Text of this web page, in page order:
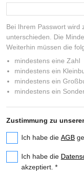
Bei Ihrem Passwort wird
unterschieden. Die
Weiterhin müssen die
mindestens eine Zahl
mindestens ein
mindestens ein
mindestens ein
Zustimmung zu
Ich habe dieAGB
Ich habe die
akzeptiert.*